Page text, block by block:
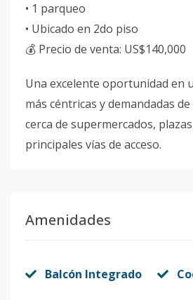
• 1 parqueo
• Ubicado en 2do piso
💰 Precio de venta: US$140,000
Una excelente oportunidad en
más céntricas y demandadas
cerca de supermercados,
principales vías de acceso.
Amenidades
Balcón Integrado